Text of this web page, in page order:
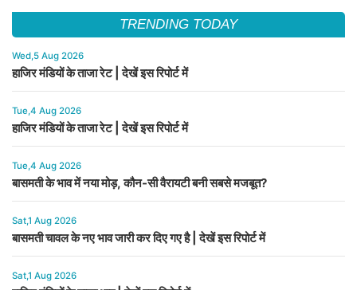
TRENDING TODAY
Wed,5 Aug 2026
हाजिर मंडियों के ताजा रेट | देखें इस रिपोर्ट में
Tue,4 Aug 2026
हाजिर मंडियों के ताजा रेट | देखें इस रिपोर्ट में
Tue,4 Aug 2026
बासमती के भाव में नया मोड़, कौन-सी वैरायटी बनी सबसे मजबूत?
Sat,1 Aug 2026
बासमती चावल के नए भाव जारी कर दिए गए है | देखें इस रिपोर्ट में
Sat,1 Aug 2026